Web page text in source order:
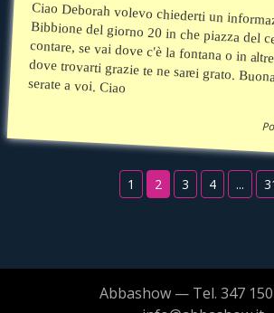
Ciao Deborah volevo chiederti un informazione x la serata di Bibbione del
contare, se vai dove c'è la fontana o in altre piazze x sapere dove trovarti grazie te ne sarei grato. Buona giornata e buone serate a voi. Ciao
1 2 3 4 ...
Abbashow — Tel. 347